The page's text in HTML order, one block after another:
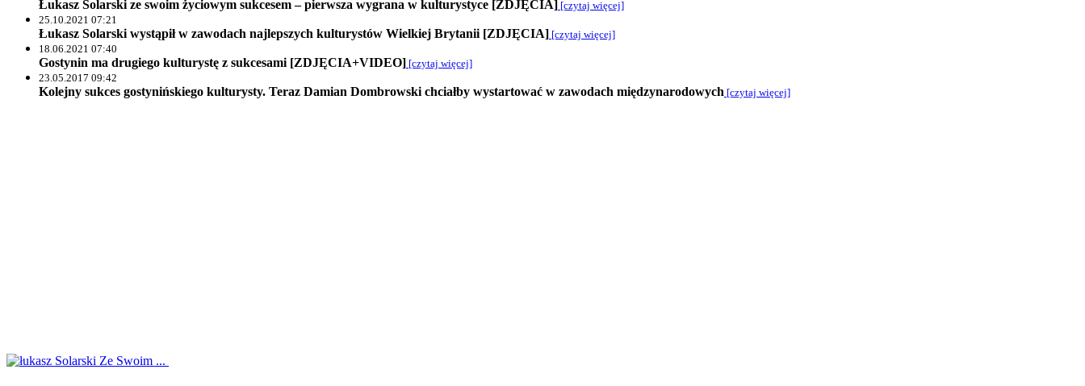
Łukasz Solarski ze swoim życiowym sukcesem – pierwsza wygrana w kulturystyce [ZDJĘCIA] [czytaj więcej]
25.10.2021 07:21
Łukasz Solarski wystąpił w zawodach najlepszych kulturystów Wielkiej Brytanii [ZDJĘCIA] [czytaj więcej]
18.06.2021 07:40
Gostynin ma drugiego kulturystę z sukcesami [ZDJĘCIA+VIDEO] [czytaj więcej]
23.05.2017 09:42
Kolejny sukces gostynińskiego kulturysty. Teraz Damian Dombrowski chciałby wystartować w zawodach międzynarodowych [czytaj więcej]